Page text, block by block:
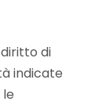
di
indicate